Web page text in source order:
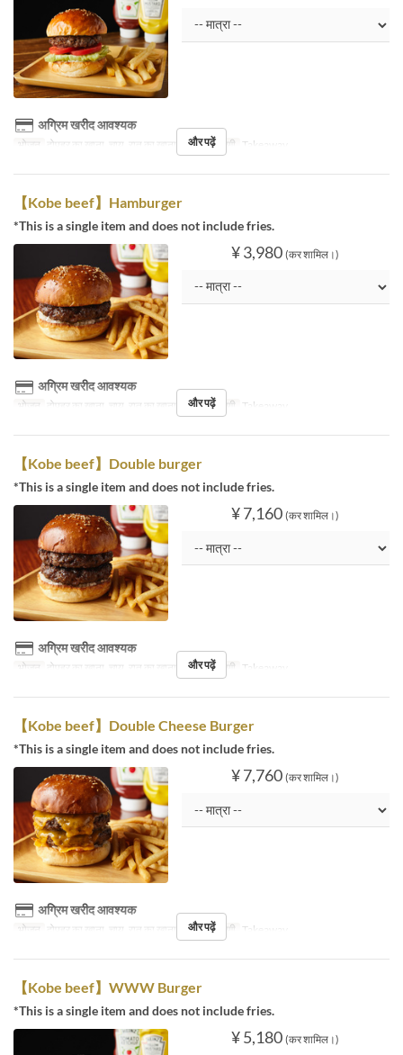
अग्रिम खरीद आवश्यक
भोजन दोपहर का खाना, चाय, रात का खाना सीट की श्रेणी Takeaway
और पढ़ें
【Kobe beef】Hamburger
*This is a single item and does not include fries.
¥ 3,980 (कर शामिल।)
अग्रिम खरीद आवश्यक
भोजन दोपहर का खाना, चाय, रात का खाना सीट की श्रेणी Takeaway
और पढ़ें
【Kobe beef】Double burger
*This is a single item and does not include fries.
¥ 7,160 (कर शामिल।)
अग्रिम खरीद आवश्यक
भोजन दोपहर का खाना, चाय, रात का खाना सीट की श्रेणी Takeaway
और पढ़ें
【Kobe beef】Double Cheese Burger
*This is a single item and does not include fries.
¥ 7,760 (कर शामिल।)
अग्रिम खरीद आवश्यक
भोजन दोपहर का खाना, चाय, रात का खाना सीट की श्रेणी Takeaway
और पढ़ें
【Kobe beef】WWW Burger
*This is a single item and does not include fries.
¥ 5,180 (कर शामिल।)